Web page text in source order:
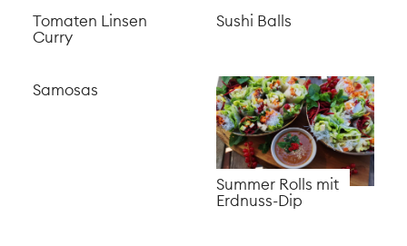
Tomaten Linsen
Curry
Sushi Balls
Samosas
Summer Rolls mit
Erdnuss-Dip